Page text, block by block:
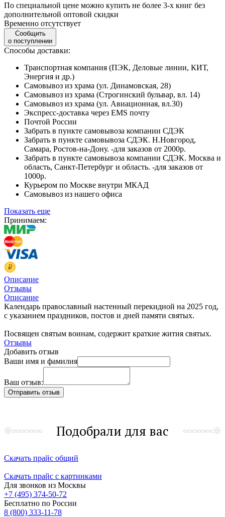
По специальной цене можно купить не более 3-х книг без
дополнительной оптовой скидки
Временно отсутствует
Сообщить
о поступлении
Способы доставки:
Транспортная компания (ПЭК, Деловые линии, КИТ,
Энергия и др.)
Самовывоз из храма (ул. Динамовская, 28)
Самовывоз из храма (Строгинский бульвар, вл. 14)
Самовывоз из храма (ул. Авиационная, вл.30)
Экспресс-доставка через EMS почту
Почтой России
Забрать в пункте самовывоза компании СДЭК
Забрать в пункте самовывоза СДЭК. Н.Новгород,
Самара, Ростов-на-Дону. -для заказов от 2000р.
Забрать в пункте самовывоза компании СДЭК. Москва и
область, Санкт-Петербург и область. -для заказов от
1000р.
Курьером по Москве внутри МКАД
Самовывоз из нашего офиса
Показать еще
Принимаем:
Описание
Отзывы
Описание
Календарь православный настенный перекидной на 2025 год,
с указанием праздников, постов и дней памяти святых.
Посвящен святым воинам, содержит краткие жития святых.
Отзывы
Добавить отзыв
Ваши имя и фамилия
Ваш отзыв:
Подобрали для вас
Скачать прайс общий
Скачать прайс с картинками
Для звонков из Москвы
+7 (495) 374-50-72
Бесплатно по России
8 (800) 333-11-78